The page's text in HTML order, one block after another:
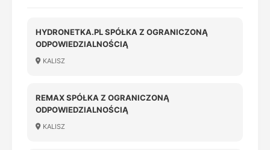
HYDRONETKA.PL SPÓŁKA Z OGRANICZONĄ
ODPOWIEDZIALNOŚCIĄ
KALISZ
REMAX SPÓŁKA Z OGRANICZONĄ
ODPOWIEDZIALNOŚCIĄ
KALISZ